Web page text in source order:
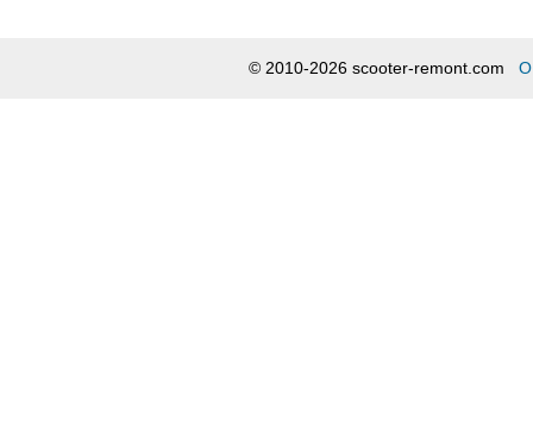
© 2010-2026 scooter-remont.com О